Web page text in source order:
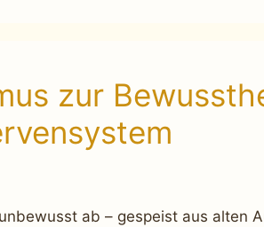
zur
ab – gespeist aus alten